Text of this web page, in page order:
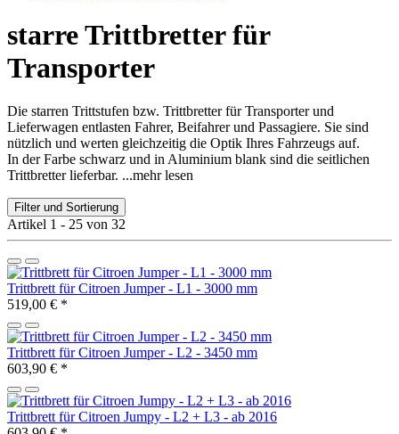
starre Trittbretter für
Transporter
Die starren Trittstufen bzw. Trittbretter für Transporter und
Lieferwagen entlasten Fahrer, Beifahrer und Passagiere. Sie sind
nützlich und werten gleichzeitig die Optik Ihres Fahrzeugs auf.
In der Farbe schwarz und in Aluminium blank sind die seitlichen
Trittbretter lieferbar. ...mehr lesen
Filter und Sortierung
Artikel 1 - 25 von 32
Trittbrett für Citroen Jumper - L1 - 3000 mm
519,00 € *
Trittbrett für Citroen Jumper - L2 - 3450 mm
603,90 € *
Trittbrett für Citroen Jumpy - L2 + L3 - ab 2016